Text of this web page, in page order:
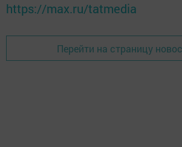
https://max.ru/tatmedia
Перейти на страницу